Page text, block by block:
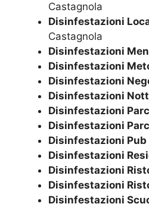
Castagnola
Disinfestazioni
Castagnola
Disinfestazioni
Disinfestazioni
Disinfestazioni
Disinfestazioni
Disinfestazioni
Disinfestazioni
Disinfestazioni Pub
Disinfestazioni
Disinfestazioni
Disinfestazioni
Disinfestazioni